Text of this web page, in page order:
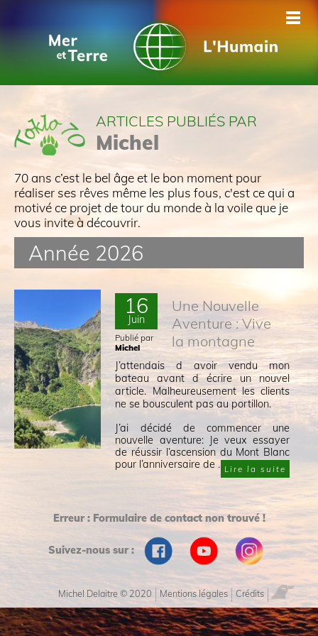
Partir à l'aventure autour du
monde en voilier
ARTICLES PUBLIÉS PAR
Michel
70 ans c’est le bel âge et le bon moment pour
réaliser ses rêves même les plus fous, c'est ce qui a
motivé ce projet de tour du monde à la voile que je
vous invite à découvrir.
Année 2026
16
Juin
Publié par
Michel
Une Nouvelle
Aventure : Vive
la montagne
J’attendais d avoir vendu mon
bateau avant d écrire un nouvel
article. Malheureusement les clients
ne se bousculent pas au portillon.
J’ai décidé de commencer une
nouvelle aventure: Je veux essayer
de réussir l’ascension du Mont Blanc
pour l’anniversaire de ...Lire la suite
Erreur :Formulaire de contact non trouvé !
Suivez-nous sur :
Michel Delaitre © 2020 Mentions légales Crédits